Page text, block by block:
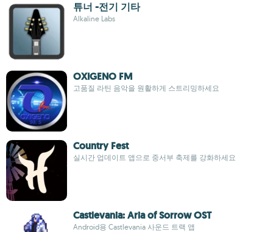
튜너 -전기 기타
Alkaline Labs
OXIGENO FM
고품질 라틴 음악을 원활하게 스트리밍하세요
Country Fest
실시간 업데이트 앱으로 중서부 축제를 강화하세요
Castlevania: Aria of Sorrow OST
Android용 Castlevania 사운드 트랙 앱